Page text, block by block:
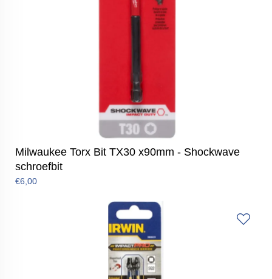
Milwaukee Torx Bit TX30 x90mm - Shockwave
schroefbit
€6,00